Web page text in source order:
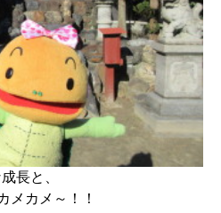
長と、
メカメ～！！